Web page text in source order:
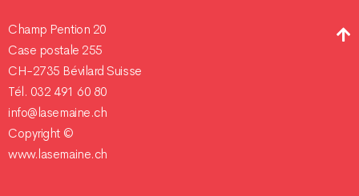
Champ Pention 20
Case postale 255
CH-2735 Bévilard Suisse
Tél. 032 491 60 80
info@lasemaine.ch
Copyright ©
www.lasemaine.ch